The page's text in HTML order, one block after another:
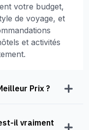
votre budget,
de voyage, et
et activités
Prix ?
il vraiment